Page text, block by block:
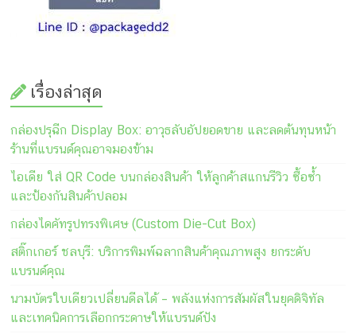
เรื่องล่าสุด
กล่องปรุฉีก Display Box: อาวุธลับอัปยอดขาย และลดต้นทุนหน้า
ร้านที่แบรนด์คุณอาจมองข้าม
ไอเดีย ใส่ QR Code บนกล่องสินค้า ให้ลูกค้าสแกนรีวิว ซื้อซ้ำ
และป้องกันสินค้าปลอม
กล่องไดคัทรูปทรงพิเศษ (Custom Die-Cut Box)
สติ๊กเกอร์ ชลบุรี: บริการพิมพ์ฉลากสินค้าคุณภาพสูง ยกระดับ
แบรนด์คุณ
นามบัตรใบเดียวเปลี่ยนดีลได้ – พลังแห่งการสัมผัสในยุคดิจิทัล
และเทคนิคการเลือกกระดาษให้แบรนด์ปัง